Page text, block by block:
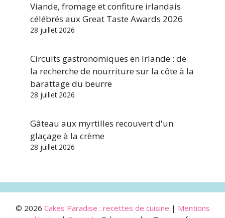
Viande, fromage et confiture irlandais
célébrés aux Great Taste Awards 2026
28 juillet 2026
Circuits gastronomiques en Irlande : de
la recherche de nourriture sur la côte à la
barattage du beurre
28 juillet 2026
Gâteau aux myrtilles recouvert d'un
glaçage à la crème
28 juillet 2026
© 2026 Cakes Paradise : recettes de cuisine | Mentions